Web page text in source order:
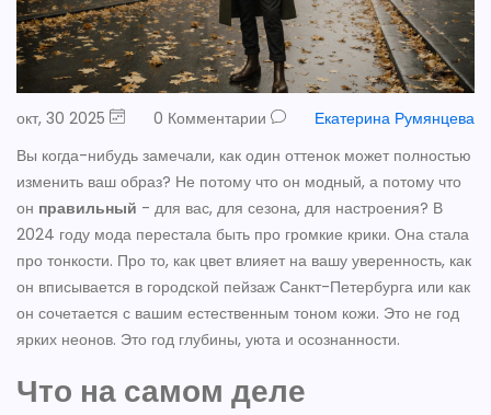
окт, 30 2025 0 Комментарии
Екатерина Румянцева
Вы когда-нибудь замечали, как один оттенок может полностью
изменить ваш образ? Не потому что он модный, а потому что
он правильный - для вас, для сезона, для настроения? В
2024 году мода перестала быть про громкие крики. Она стала
про тонкости. Про то, как цвет влияет на вашу уверенность, как
он вписывается в городской пейзаж Санкт-Петербурга или как
он сочетается с вашим естественным тоном кожи. Это не год
ярких неонов. Это год глубины, уюта и осознанности.
Что на самом деле